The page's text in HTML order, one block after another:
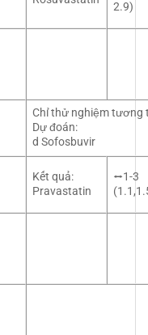
2.9)
Chỉ thử nghiệm tương
Dự đoán:
d Sofosbuvir
Kết quả:
Pravastatin
⭤1-3